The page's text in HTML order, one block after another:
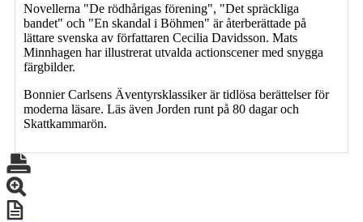
Novellerna "De rödhårigas förening", "Det spräckliga
bandet" och "En skandal i Böhmen" är återberättade på
lättare svenska av författaren Cecilia Davidsson. Mats
Minnhagen har illustrerat utvalda actionscener med snygga
färgbilder.
Bonnier Carlsens Äventyrsklassiker är tidlösa berättelser för
moderna läsare. Läs även Jorden runt på 80 dagar och
Skattkammarön.